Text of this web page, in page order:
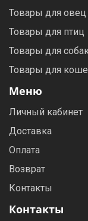
Товары для овец
Товары для птиц
Товары для
Товары для
Меню
Личный кабинет
Доставка
Оплата
Возврат
Контакты
Контакты